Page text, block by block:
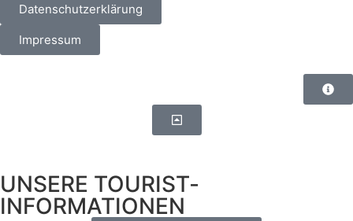
Datenschutzerklärung
Impressum
UNSERE TOURIST­
INFORMATIONEN